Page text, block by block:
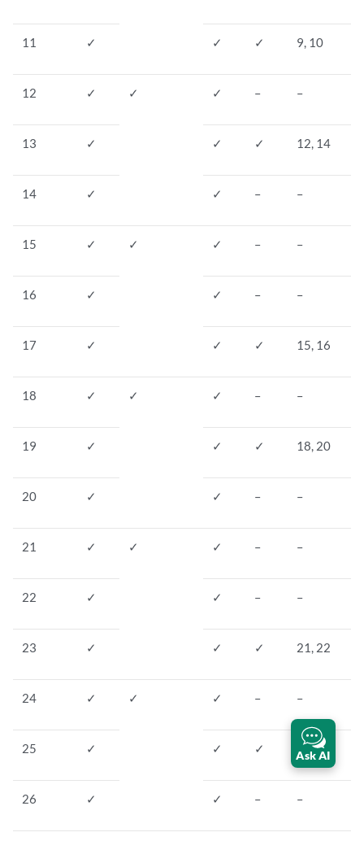
11 ✓ ✓ ✓ 9, 10
12 ✓ ✓ ✓ – –
13 ✓ ✓ ✓ 12, 14
14 ✓ ✓ – –
15 ✓ ✓ ✓ – –
16 ✓ ✓ – –
17 ✓ ✓ ✓ 15, 16
18 ✓ ✓ ✓ – –
19 ✓ ✓ ✓ 18, 20
20 ✓ ✓ – –
21 ✓ ✓ ✓ – –
22 ✓ ✓ – –
23 ✓ ✓ ✓ 21, 22
24 ✓ ✓ ✓ – –
25 ✓ ✓ ✓ 24, 26
26 ✓ ✓ – –
Ask AI